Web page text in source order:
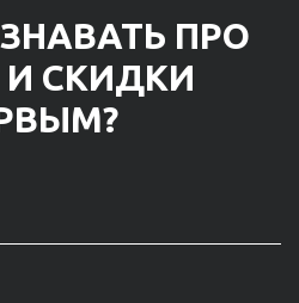
ПРО
СКИДКИ